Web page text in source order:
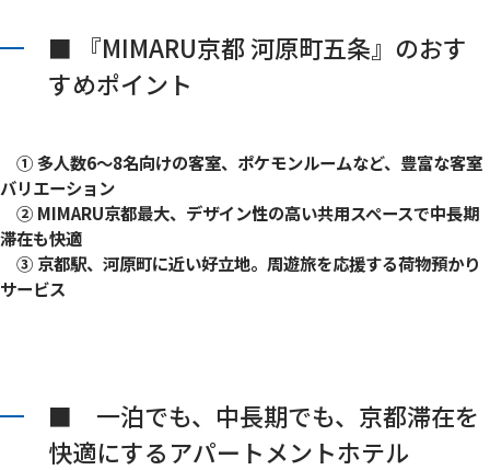
■ 『MIMARU京都 河原町五条』のおす
すめポイント
① 多人数6～8名向けの客室、ポケモンルームなど、豊富な客室
バリエーション
② MIMARU京都最大、デザイン性の高い共用スペースで中長期
滞在も快適
③ 京都駅、河原町に近い好立地。周遊旅を応援する荷物預かり
サービス
■ 一泊でも、中長期でも、京都滞在を
快適にするアパートメントホテル